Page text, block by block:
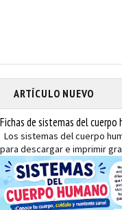
ARTÍCULO NUEVO
Fichas de sistemas del cuerpo
Los sistemas del cuerpo
para descargar e imprimir